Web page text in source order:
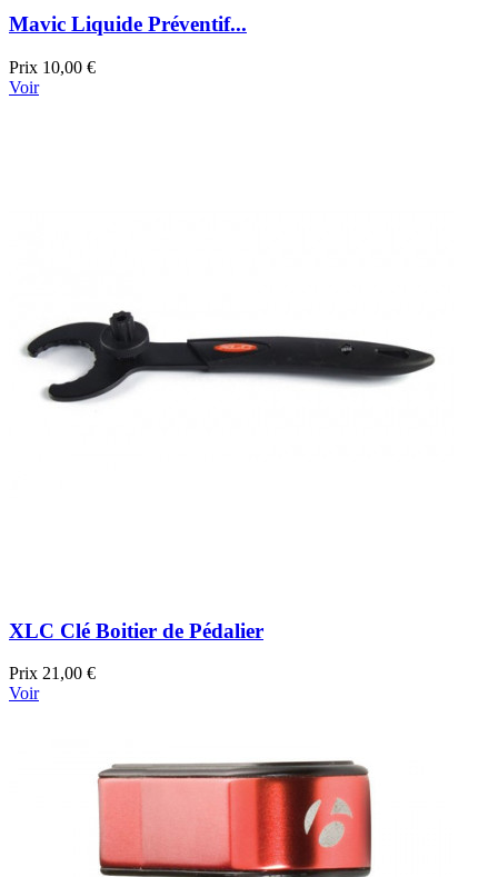
Mavic Liquide Préventif...
Prix 10,00 €
Voir
XLC Clé Boitier de Pédalier
Prix 21,00 €
Voir